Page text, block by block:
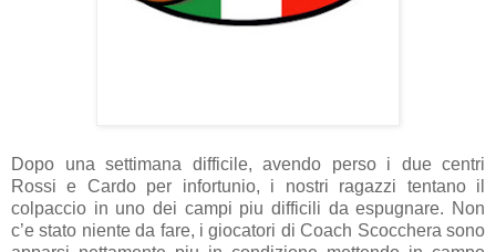
Dopo una settimana difficile, avendo perso i due centri
Rossi e Cardo per infortunio, i nostri ragazzi tentano il
colpaccio in uno dei campi piu difficili da espugnare. Non
c’e stato niente da fare, i giocatori di Coach Scocchera sono